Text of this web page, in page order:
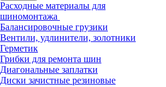
Расходные материалы для
шиномонтажа
Балансировочные грузики
Вентили, удлинители, золотники
Герметик
Грибки для ремонта шин
Диагональные заплатки
Диски зачистные резиновые